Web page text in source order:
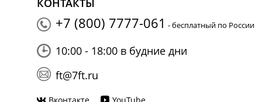
КОНТАКТЫ
+7 (800) 7777-061 - бесплатный по России
10:00 - 18:00 в будние дни
ft@7ft.ru